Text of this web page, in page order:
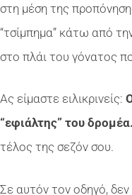
στη μέση της
“τσίμπημα” κάτω από
στο πλάι του γόνατος
Ας είμαστε ειλικρινείς:
“εφιάλτης” του δρομέα.
τέλος της σεζόν σου.
Σε αυτόν τον οδηγό,